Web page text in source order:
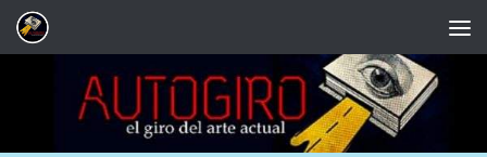
Saltar al contenido